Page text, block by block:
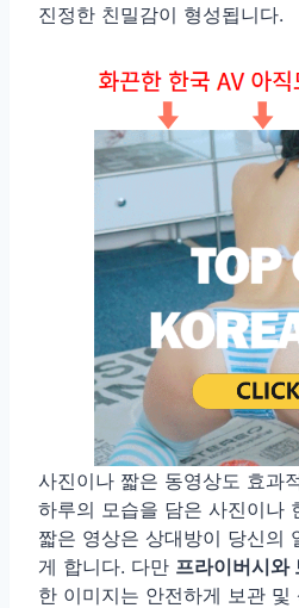
진정한 친밀감이 형성됩니다.
사진이나 짧은 동영상도 효과
하루의 모습을 담은 사진이나
짧은 영상은 상대방이 당신의
게 합니다. 다만 프라이버시와
한 이미지는 안전하게 보관 및